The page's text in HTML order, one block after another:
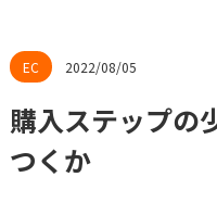
2022/08/05
購入ステップの
つくか